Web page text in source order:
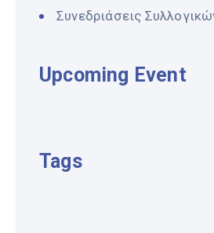
Συνεδριάσεις
Upcoming Event
Tags